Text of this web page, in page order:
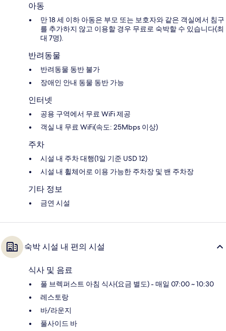
아동
만 18 세 이하 아동은 부모 또는 보호자와 같은 객실에서 침구
를 추가하지 않고 이용할 경우 무료로 숙박할 수 있습니다(최
대 7명).
반려동물
반려동물 동반 불가
장애인 안내 동물 동반 가능
인터넷
공용 구역에서 무료 WiFi 제공
객실 내 무료 WiFi(속도: 25Mbps 이상)
주차
시설 내 주차 대행(1일 기준 USD 12)
시설 내 휠체어로 이용 가능한 주차장 및 밴 주차장
기타 정보
금연 시설
숙박 시설 내 편의 시설
식사 및 음료
풀 브렉퍼스트 아침 식사(요금 별도) - 매일 07:00 ~ 10:30
레스토랑
바/라운지
풀사이드 바